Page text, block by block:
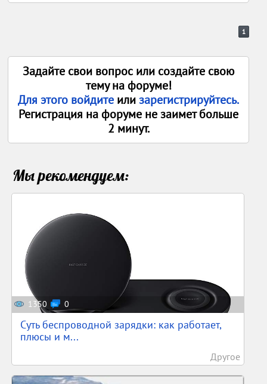
1
Задайте свои вопрос или создайте свою
тему на форуме!
Для этого войдите илизарегистрируйтесь.
Регистрация на форуме не заимет больше
2 минут.
Мы рекомендуем:
1350 0
Суть беспроводной зарядки: как работает,
плюсы и м...
Другое